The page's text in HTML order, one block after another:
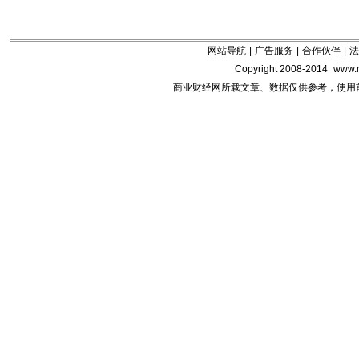
网站导航 广告服务 合作伙伴
Copyright 2008-2014
商业财经网所载文章、数据仅供参考，使